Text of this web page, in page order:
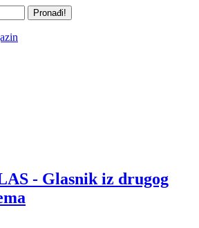
Pronađi!
- Glasnik iz drugog